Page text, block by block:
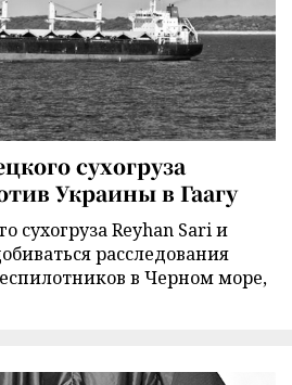
сухогруза
Украины в Гаагу
сухогруза Reyhan Sari и
расследования
в Черном море,